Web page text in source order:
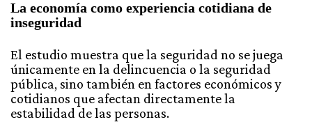
La economía como experiencia cotidiana de
inseguridad
El estudio muestra que la seguridad no se juega
únicamente en la delincuencia o la seguridad
pública, sino también en factores económicos y
cotidianos que afectan directamente la
estabilidad de las personas.